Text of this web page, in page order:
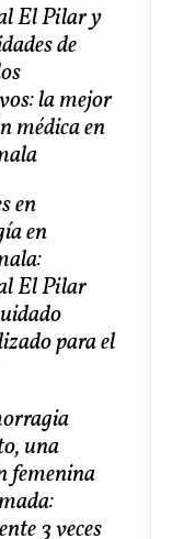
El Pilar y
de
la mejor
médica en
en
en
El Pilar
para el
una
femenina
3 veces